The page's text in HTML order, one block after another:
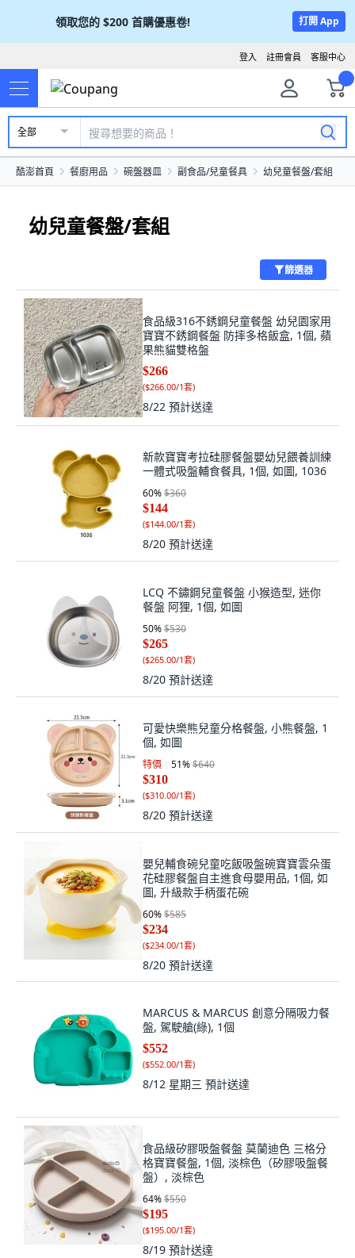
領取您的 $200 首購優惠卷! 打開 App
客服中心
註冊會員
登入
全部
酷澎首頁 餐廚用品 碗盤器皿 副食品/兒童餐具 幼兒童餐盤/套組
幼兒童餐盤/套組
篩選器
食品級316不銹鋼兒童餐盤 幼兒園家用
寶寶不銹鋼餐盤 防摔多格飯盒, 1個, 蘋
果熊貓雙格盤
$266
($266.00/1套)
8/22 預計送達
新款寶寶考拉硅膠餐盤嬰幼兒餵養訓練
一體式吸盤輔食餐具, 1個, 如圖, 1036
60%$360
$144
($144.00/1套)
8/20 預計送達
LCQ 不鏽鋼兒童餐盤 小猴造型, 迷你
餐盤 阿狸, 1個, 如圖
50%$530
$265
($265.00/1套)
8/20 預計送達
可愛快樂熊兒童分格餐盤, 小熊餐盤, 1
個, 如圖
特價 51%$640
$310
($310.00/1套)
8/20 預計送達
嬰兒輔食碗兒童吃飯吸盤碗寶寶雲朵蛋
花硅膠餐盤自主進食母嬰用品, 1個, 如
圖, 升級款手柄蛋花碗
60%$585
$234
($234.00/1套)
8/20 預計送達
MARCUS & MARCUS 創意分隔吸力餐
盤, 駕駛艙(綠), 1個
$552
($552.00/1套)
8/12 星期三 預計送達
食品級矽膠吸盤餐盤 莫蘭迪色 三格分
格寶寶餐盤, 1個, 淡棕色（矽膠吸盤餐
盤）, 淡棕色
64%$550
$195
($195.00/1套)
8/19 預計送達